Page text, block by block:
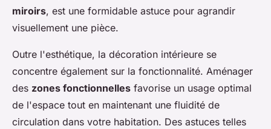
miroirs, est une formidable astuce pour agrandir
visuellement une pièce.
Outre l'esthétique, la décoration intérieure se
concentre également sur la fonctionnalité. Aménager
des zones fonctionnelles favorise un usage optimal
de l'espace tout en maintenant une fluidité de
circulation dans votre habitation. Des astuces telles